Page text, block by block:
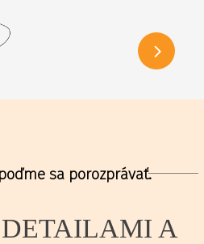
sa porozprávať.
A